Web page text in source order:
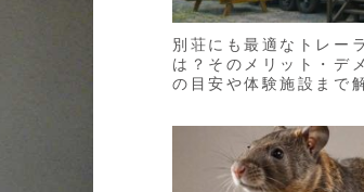
別荘にも最適なトレー
は？そのメリット・デ
の目安や体験施設まで